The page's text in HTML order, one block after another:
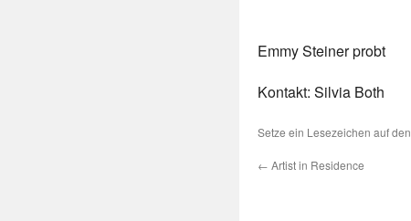
Emmy Steiner probt
Kontakt: Silvia Both
Setze ein Lesezeichen auf den
← Artist in Residence